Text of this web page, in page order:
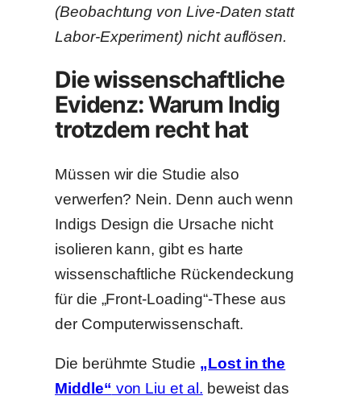
(Beobachtung von Live-Daten statt
Labor-Experiment) nicht auflösen.
Die wissenschaftliche
Evidenz: Warum Indig
trotzdem recht hat
Müssen wir die Studie also
verwerfen? Nein. Denn auch wenn
Indigs Design die Ursache nicht
isolieren kann, gibt es harte
wissenschaftliche Rückendeckung
für die „Front-Loading“-These aus
der Computerwissenschaft.
Die berühmte Studie „Lost in the
Middle“ von Liu et al. beweist das